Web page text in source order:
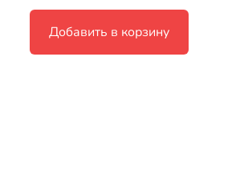
Добавить в корзину